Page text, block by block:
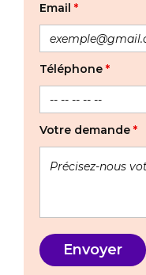
Email *
Téléphone *
Votre demande *